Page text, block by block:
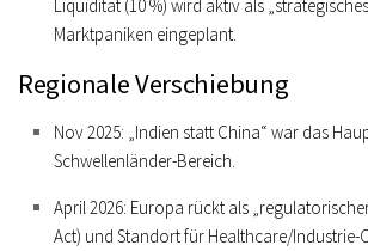
Liquidität (10 %) wird aktiv als
Marktpaniken eingeplant.
Regionale Verschiebung
Nov 2025: „Indien statt China“ war das
Schwellenländer-Bereich.
April 2026: Europa rückt als
Act) und Standort für Healthcare/Industrie-